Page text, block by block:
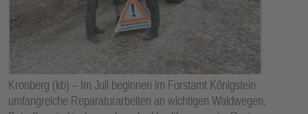
Kronberg (kb) – Im Juli beginnen im Forstamt Königstein
umfangreiche Reparaturarbeiten an wichtigen Waldwegen.